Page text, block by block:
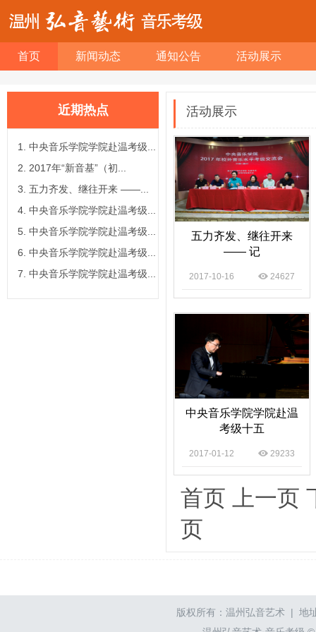
首页 新闻动态 通知公告 活动展示
近期热点
中央音乐学院学院赴温考级...
2017年“新音基”（初...
五力齐发、继往开来 ——...
中央音乐学院学院赴温考级...
中央音乐学院学院赴温考级...
中央音乐学院学院赴温考级...
中央音乐学院学院赴温考级...
活动展示
五力齐发、继往开来
—— 记
2017-10-16 24627
中央音乐学院学院赴温
考级十五
2017-01-12 29233
首页 上一页
页
版权所有：温州弘音艺术 | 地